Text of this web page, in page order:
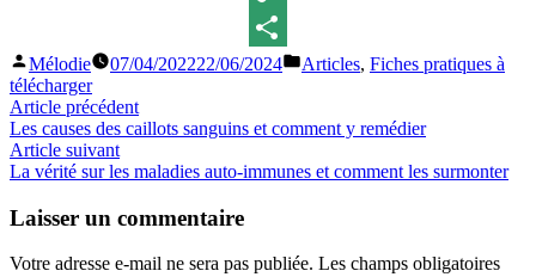
Copy
Link
Partager
Publié
par
Mélodie 07/04/202222/06/2024
Publié
Articles, Fiches pratiques à
télécharger
Navigation
de
l’article
Article précédentArticle
précédent :
Les causes des caillots sanguins et comment y remédier
Article suivantArticle
suivant
La vérité sur les maladies auto-immunes et comment les surmonter
Laisser un commentaire
Votre adresse e-mail ne sera pas publiée. Les champs obligatoires